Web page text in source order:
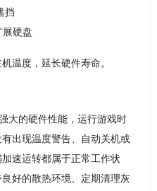
挡
展硬盘
温度，延长硬件寿命。
大的硬件性能，运行游戏时
出现温度警告、自动关机或
速运转都属于正常工作状
好的散热环境、定期清理灰